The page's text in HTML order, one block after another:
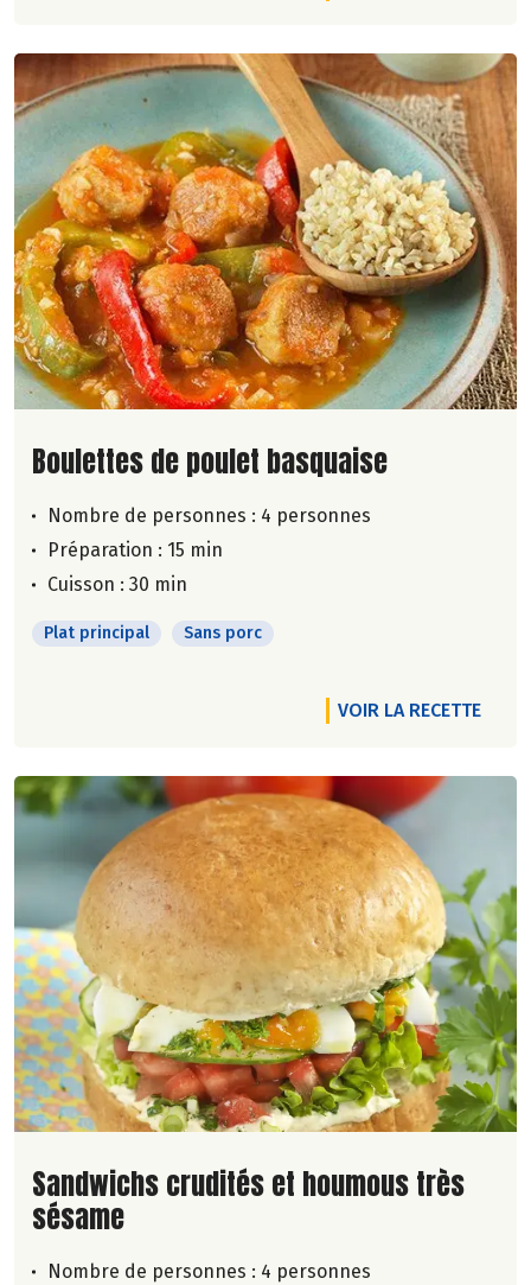
Lire la suite de la recette
Boulettes de poulet basquaise
Nombre de personnes : 4 personnes
Préparation : 15 min
Cuisson : 30 min
Plat principal Sans porc
VOIR LA RECETTE
Lire la suite de la recette
Sandwichs crudités et houmous très
sésame
Nombre de personnes : 4 personnes